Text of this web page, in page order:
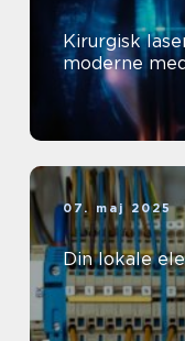
Kirurgisk
moderne
07. maj 2025
Din lokale